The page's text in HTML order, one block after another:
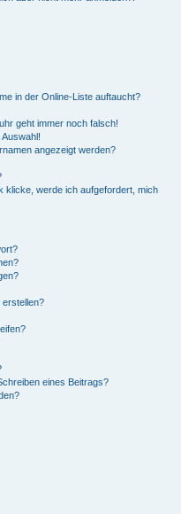
in der Online-Liste auftaucht?
geht immer noch falsch!
angezeigt werden?
klicke, werde ich aufgefordert, mich
erstellen?
eines Beitrags?